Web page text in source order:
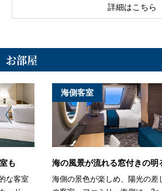
詳細はこちら
お部屋
も
な客室
海側客室
海の風景が流れる窓付きの明
海側の景色が楽しめ、陽光の差